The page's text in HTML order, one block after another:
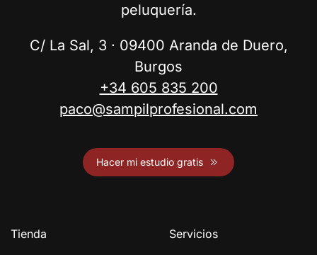
peluquería.
C/ La Sal, 3 · 09400 Aranda de Duero,
Burgos
+34 605 835 200
paco@sampilprofesional.com
Hacer mi estudio gratis
Tienda Servicios